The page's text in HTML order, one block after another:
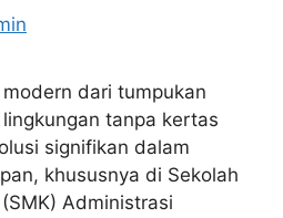
dari tumpukan
tanpa kertas
signifikan dalam
khususnya di Sekolah
Administrasi